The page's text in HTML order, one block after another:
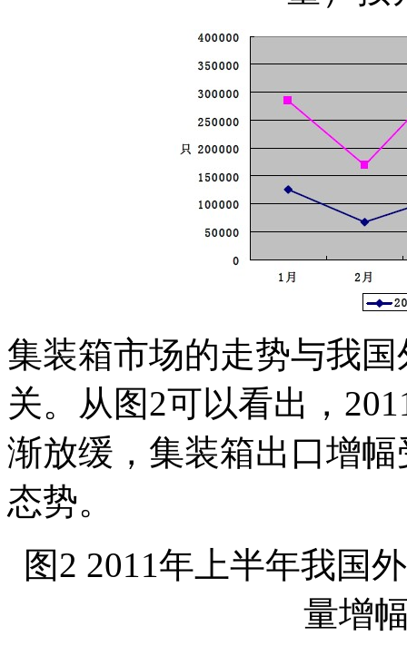
集装箱市场的走势与我
关。从图2可以看出，
渐放缓，集装箱出口增
态势。
图2 2011年上半年我国
量增